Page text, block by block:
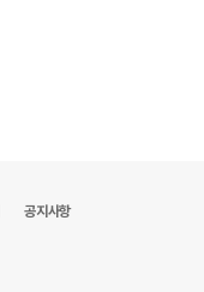
공지사항